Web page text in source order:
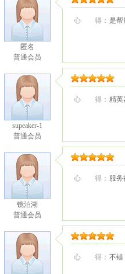
匿名
普通会员
心 得： 是帮
supeaker-1
普通会员
心 得： 精英
镜泊湖
普通会员
心 得： 服务
心 得： 不错